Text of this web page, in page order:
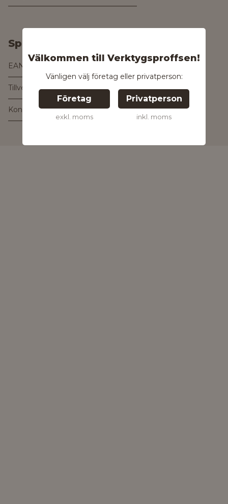
Välkommen till Verktygsproffsen!
Vänligen välj företag eller privatperson:
Företag
exkl. moms
Privatperson
inkl. moms
Specifikationer
EAN 7394253255038
Tillverkare
Kontakta tillverkaren
Kontakta oss för